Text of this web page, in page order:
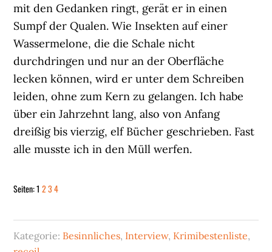
mit den Gedanken ringt, gerät er in einen
Sumpf der Qualen. Wie Insekten auf einer
Wassermelone, die die Schale nicht
durchdringen und nur an der Oberfläche
lecken können, wird er unter dem Schreiben
leiden, ohne zum Kern zu gelangen. Ich habe
über ein Jahrzehnt lang, also von Anfang
dreißig bis vierzig, elf Bücher geschrieben. Fast
alle musste ich in den Müll werfen.
Seiten:Seite
1 Seite
2Seite
3Seite
4
Kategorie: Besinnliches, Interview, Krimibestenliste,